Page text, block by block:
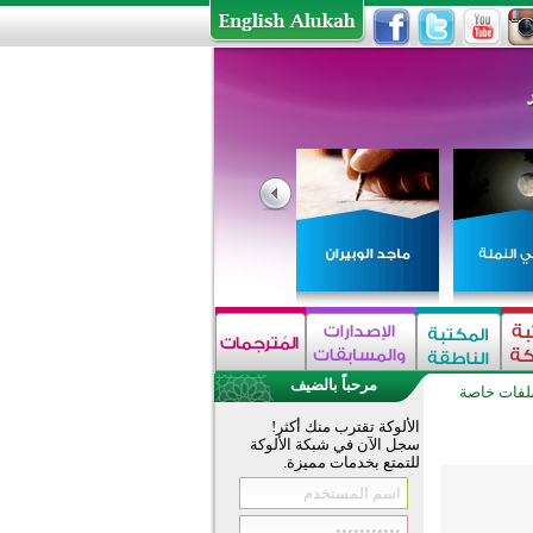
خاصة مرحباً بالضيف
الألوكة تقترب منك أكثر!
سجل الآن في شبكة الألوكة
للتمتع بخدمات مميزة.